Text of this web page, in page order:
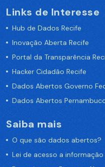
Links de Interesse
Hub de Dados Recife
Inovação Aberta Recife
Portal da Transparência
Hacker Cidadão Recife
Dados Abertos Governo
Dados Abertos
Saiba mais
O que são dados abertos?
Lei de acesso a informação